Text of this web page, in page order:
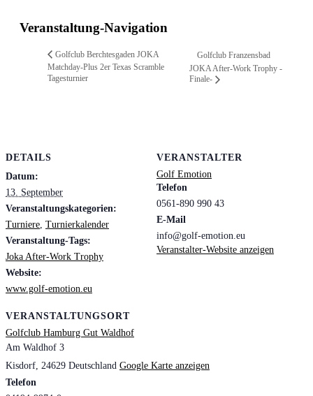
Veranstaltung-Navigation
Golfclub Berchtesgaden JOKA
Matchday-Plus 2er Texas Scramble
Tagesturnier
Golfclub Franzensbad
JOKA After-Work Trophy -
Finale-
DETAILS
Datum:
13. September
Veranstaltungskategorien:
Turniere, Turnierkalender
Veranstaltung-Tags:
Joka After-Work Trophy
Website:
www.golf-emotion.eu
VERANSTALTUNGSORT
Golfclub Hamburg Gut Waldhof
Am Waldhof 3
Kisdorf 24629 Deutschland Google Karte anzeigen
Telefon
VERANSTALTER
Golf Emotion
Telefon
0561-890 990 43
E-Mail
info@golf-emotion.eu
Veranstalter-Website anzeigen